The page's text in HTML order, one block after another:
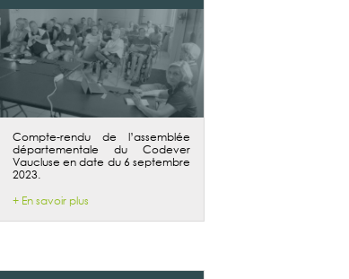
Compte-rendu de l’assemblée
départementale du Codever
Vaucluse en date du 6 septembre
2023.
+ En savoir plus